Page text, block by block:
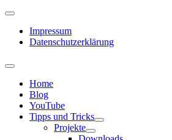
Impressum
Datenschutzerklärung
Home
Blog
YouTube
Tipps und Tricks
Projekte